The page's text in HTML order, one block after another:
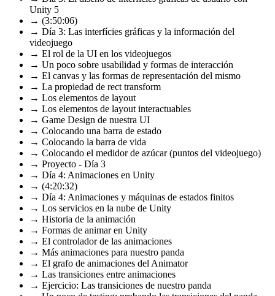
Unity 5
→ (3:50:06)
→ Día 3: Las interfícies gráficas y la información del
videojuego
→ El rol de la UI en los videojuegos
→ Un poco sobre usabilidad y formas de interacción
→ El canvas y las formas de representación del mismo
→ La propiedad de rect transform
→ Los elementos de layout
→ Los elementos de layout interactuables
→ Game Design de nuestra UI
→ Colocando una barra de estado
→ Colocando la barra de vida
→ Colocando el medidor de azúcar (puntos del videojuego)
→ Proyecto - Día 3
→ Día 4: Animaciones en Unity
→ (4:20:32)
→ Día 4: Animaciones y máquinas de estados finitos
→ Los servicios en la nube de Unity
→ Historia de la animación
→ Formas de animar en Unity
→ El controlador de las animaciones
→ Más animaciones para nuestro panda
→ El grafo de animaciones del Animator
→ Las transiciones entre animaciones
→ Ejercicio: Las transiciones de nuestro panda